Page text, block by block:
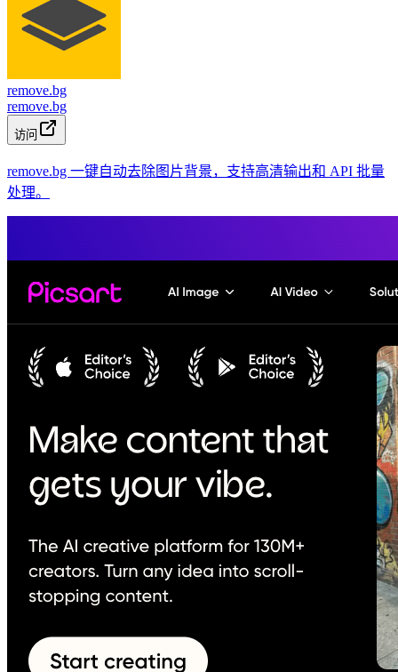
remove.bg
remove.bg
访问
remove.bg 一键自动去除图片背景，支持高清输出和 API 批量
处理。